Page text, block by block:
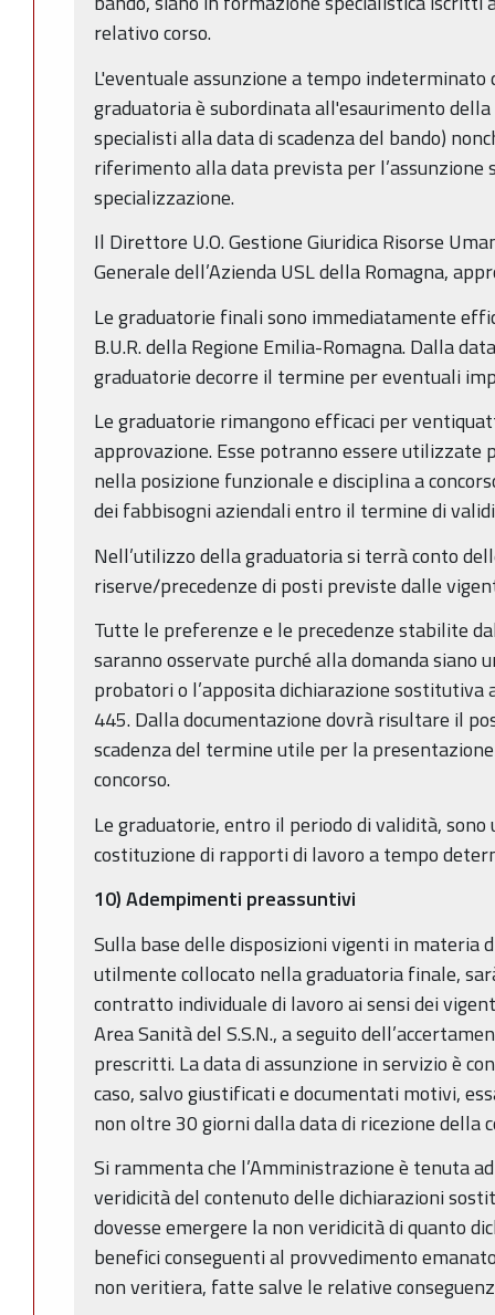
relativo corso.
L'eventuale assunzione a tempo indeterminato
graduatoria è subordinata all'esaurimento
specialisti alla data di scadenza del bando)
riferimento alla data prevista per l’assunzione
specializzazione.
Il Direttore U.O. Gestione Giuridica Risorse
Generale dell’Azienda USL della Romagna,
Le graduatorie finali sono immediatamente
B.U.R. della Regione Emilia-Romagna. Dalla
graduatorie decorre il termine per eventuali
Le graduatorie rimangono efficaci per
approvazione. Esse potranno essere utilizzate
nella posizione funzionale e disciplina a
dei fabbisogni aziendali entro il termine di
Nell’utilizzo della graduatoria si terrà conto
riserve/precedenze di posti previste dalle
Tutte le preferenze e le precedenze stabilite
saranno osservate purché alla domanda siano
probatori o l’apposita dichiarazione sostitutiva
445. Dalla documentazione dovrà risultare il
scadenza del termine utile per la
concorso.
Le graduatorie, entro il periodo di validità,
costituzione di rapporti di lavoro a tempo
10) Adempimenti preassuntivi
Sulla base delle disposizioni vigenti in materia
utilmente collocato nella graduatoria finale,
contratto individuale di lavoro ai sensi dei
Area Sanità del S.S.N., a seguito
prescritti. La data di assunzione in servizio è
caso, salvo giustificati e documentati motivi,
non oltre 30 giorni dalla data di ricezione della
Si rammenta che l’Amministrazione è tenuta
veridicità del contenuto delle dichiarazioni
dovesse emergere la non veridicità di quanto
benefici conseguenti al provvedimento
non veritiera, fatte salve le relative